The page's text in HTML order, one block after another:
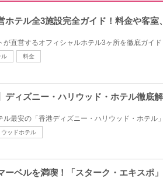
ホテル全3施設完全ガイド！料金や客
が直営するオフィシャルホテル3ヶ所を徹底ガイ
ル 料金
ディズニー・ハリウッド・ホテル徹底
ル最安の「香港ディズニー・ハリウッド・ホテル
ウッドホテル
ーベルを満喫！「スターク・エキスポ